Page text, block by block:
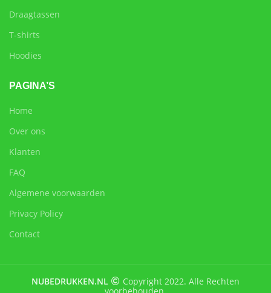
Draagtassen
T-shirts
Hoodies
PAGINA’S
Home
Over ons
Klanten
FAQ
Algemene voorwaarden
Privacy Policy
Contact
NUBEDRUKKEN.NL
Copyright 2022. Alle Rechten
voorbehouden.